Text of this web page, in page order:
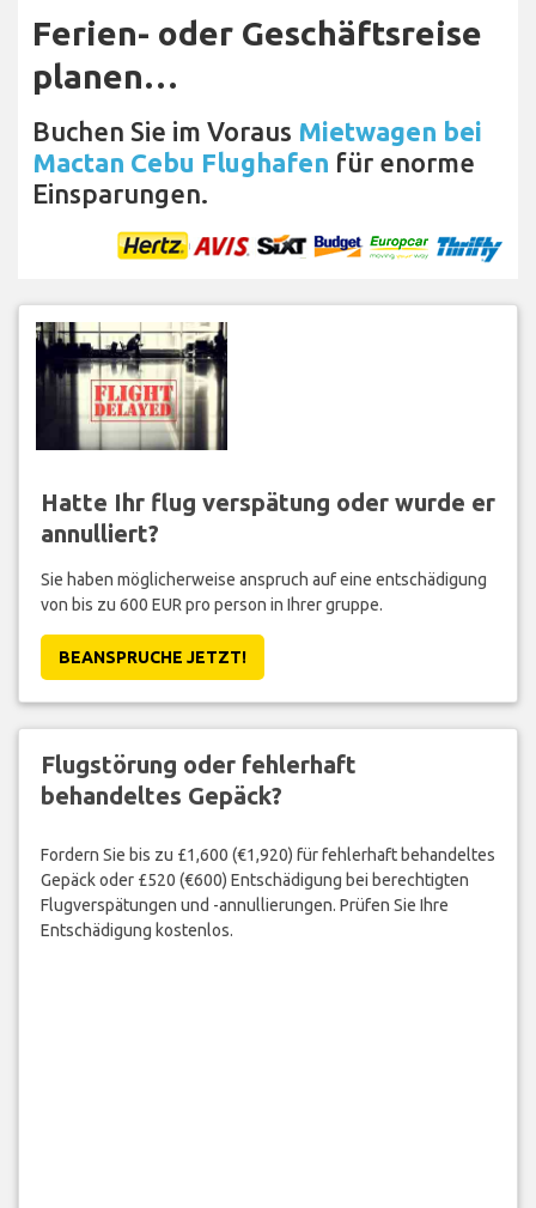
Ferien- oder Geschäftsreise
planen…
Buchen Sie im Voraus Mietwagen bei
Mactan Cebu Flughafen für enorme
Einsparungen.
Hatte Ihr flug verspätung oder wurde er
annulliert?
Sie haben möglicherweise anspruch auf eine entschädigung
von bis zu 600 EUR pro person in Ihrer gruppe.
BEANSPRUCHE JETZT!
Flugstörung oder fehlerhaft
behandeltes Gepäck?
Fordern Sie bis zu £1,600 (€1,920) für fehlerhaft behandeltes
Gepäck oder £520 (€600) Entschädigung bei berechtigten
Flugverspätungen und -annullierungen. Prüfen Sie Ihre
Entschädigung kostenlos.